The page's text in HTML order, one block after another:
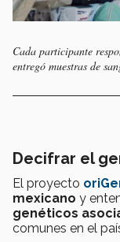
Cada participante
entregó muestras de
Decifrar el
El proyecto
mexicano y
genéticos
comunes en el